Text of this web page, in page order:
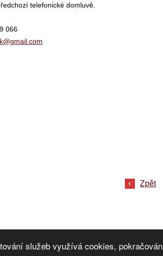
služeb využívá cookies,
telefonické domluvě.
066
il.com
Zpět